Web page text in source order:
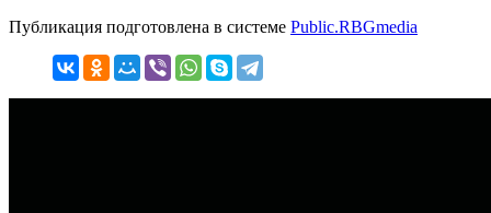
Публикация подготовлена в системе Public.RBGmedia